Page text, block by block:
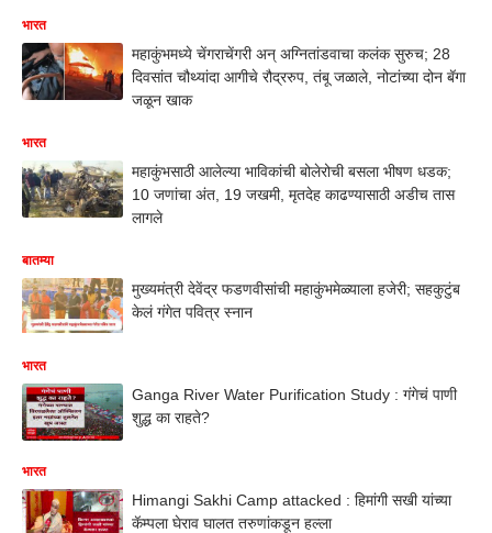
भारत
महाकुंभमध्ये चेंगराचेंगरी अन् अग्नितांडवाचा कलंक सुरुच; 28
दिवसांत चौथ्यांदा आगीचे रौद्ररुप, तंबू जळाले, नोटांच्या दोन बॅगा
जळून खाक
भारत
महाकुंभसाठी आलेल्या भाविकांची बोलेरोची बसला भीषण धडक;
10 जणांचा अंत, 19 जखमी, मृतदेह काढण्यासाठी अडीच तास
लागले
बातम्या
मुख्यमंत्री देवेंद्र फडणवीसांची महाकुंभमेळ्याला हजेरी; सहकुटुंब
केलं गंगेत पवित्र स्नान
भारत
Ganga River Water Purification Study : गंगेचं पाणी
शुद्ध का राहते?
भारत
Himangi Sakhi Camp attacked : हिमांगी सखी यांच्या
कॅम्पला घेराव घालत तरुणांकडून हल्ला